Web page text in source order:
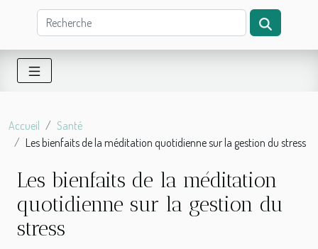
Accueil
Santé
Les bienfaits de la méditation quotidienne sur la gestion du stress
Les bienfaits de la méditation
quotidienne sur la gestion du
stress